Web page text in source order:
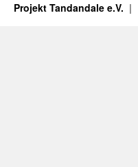
Projekt Tandandale e.V.